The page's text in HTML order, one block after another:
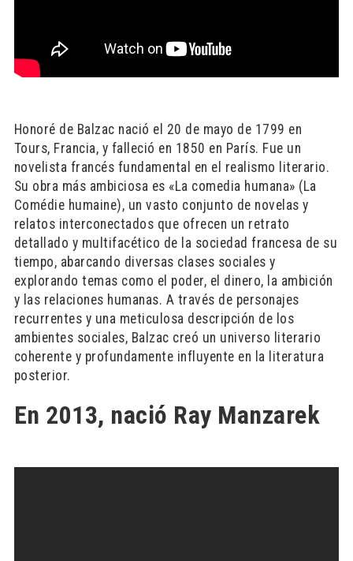
Honoré de Balzac nació el 20 de mayo de 1799 en
Tours, Francia, y falleció en 1850 en París. Fue un
novelista francés fundamental en el realismo literario.
Su obra más ambiciosa es «La comedia humana» (La
Comédie humaine), un vasto conjunto de novelas y
relatos interconectados que ofrecen un retrato
detallado y multifacético de la sociedad francesa de su
tiempo, abarcando diversas clases sociales y
explorando temas como el poder, el dinero, la ambición
y las relaciones humanas. A través de personajes
recurrentes y una meticulosa descripción de los
ambientes sociales, Balzac creó un universo literario
coherente y profundamente influyente en la literatura
posterior.
En 2013, nació Ray Manzarek